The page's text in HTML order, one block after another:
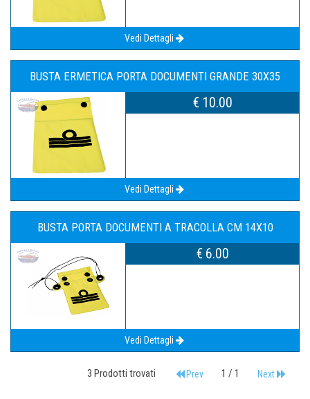
Vedi Dettagli
BUSTA ERMETICA PORTA DOCUMENTI GRANDE 30X35
€ 10.00
Vedi Dettagli
BUSTA PORTA DOCUMENTI A TRACOLLA CM 14X10
€ 6.00
Vedi Dettagli
3 Prodotti trovati Prev 1 / 1 Next